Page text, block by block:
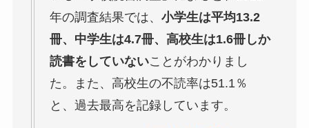
年の調査結果では、 小学生は平均13.2
冊、中学生は4.7冊、高校生は1.6冊しか
読書をしていないことがわかりまし
た。また、高校生の不読率は51.1％
と、過去最高を記録しています。